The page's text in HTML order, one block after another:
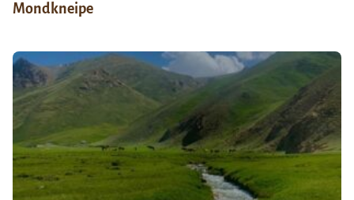
Mondkneipe